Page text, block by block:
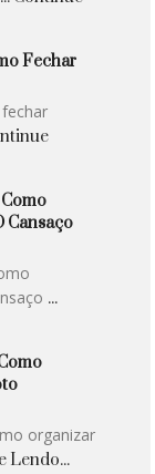
Fechar
Cansaço
...
organizar
Lendo...